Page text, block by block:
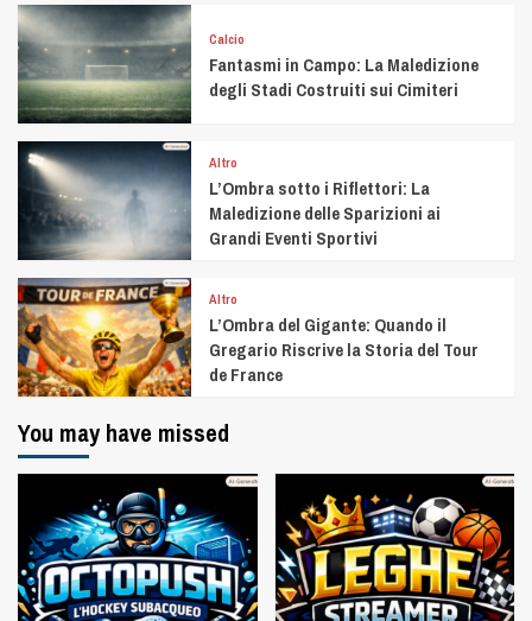
Calcio
Fantasmi in Campo: La Maledizione
degli Stadi Costruiti sui Cimiteri
Altro
L’Ombra sotto i Riflettori: La
Maledizione delle Sparizioni ai
Grandi Eventi Sportivi
Altro
L’Ombra del Gigante: Quando il
Gregario Riscrive la Storia del Tour
de France
You may have missed